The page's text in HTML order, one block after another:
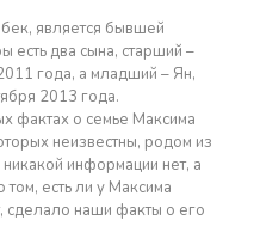
является бывшей
есть два сына, старший –
года, а младший – Ян,
2013 года.
фактах о семье Максима
неизвестны, родом из
информации нет, а
том, есть ли у Максима
сделало наши факты о его